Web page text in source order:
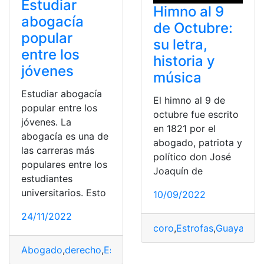
Estudiar
abogacía
popular
entre los
jóvenes
Estudiar abogacía
popular entre los
jóvenes. La
abogacía es una de
las carreras más
populares entre los
estudiantes
universitarios. Esto
24/11/2022
Abogado,derecho,Estudiar
Himno al 9
de Octubre:
su letra,
historia y
música
El himno al 9 de
octubre fue escrito
en 1821 por el
abogado, patriota y
político don José
Joaquín de
10/09/2022
coro,Estrofas,Guayaquil